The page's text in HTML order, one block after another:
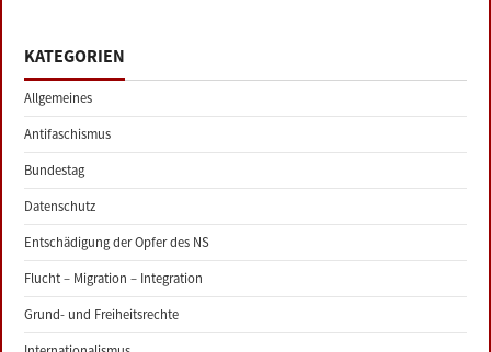
KATEGORIEN
Allgemeines
Antifaschismus
Bundestag
Datenschutz
Entschädigung der Opfer des NS
Flucht – Migration – Integration
Grund- und Freiheitsrechte